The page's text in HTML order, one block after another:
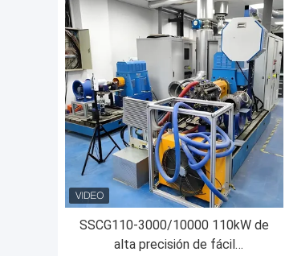
SSCG110-3000/10000 110kW de
alta precisión de fácil